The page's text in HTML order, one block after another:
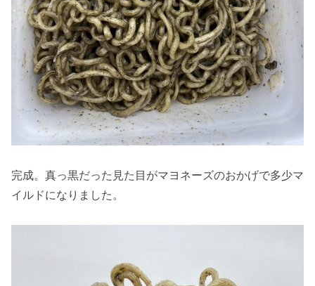
完成。真っ黒だった見た目がマヨネーズのおかげで多少マ
イルドになりました。